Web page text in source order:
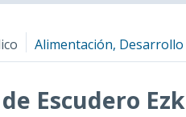
Alimentación,
Escudero